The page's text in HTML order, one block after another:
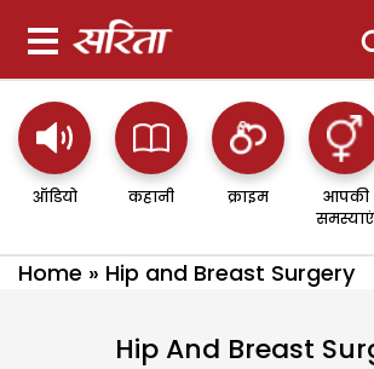
ऑडियो कहानी क्राइम
आपकी
समस्याएं
Home » Hip and Breast Surgery
Hip And Breast